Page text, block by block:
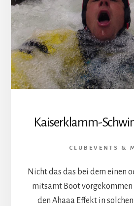
Kaiserklamm-
CLUBEVENTS &
Nicht das das bei dem einen
mitsamt Boot vorgekommen
den Ahaaa Effekt in